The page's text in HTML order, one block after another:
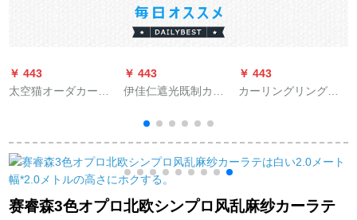
￥ 443
太空猫オーダカーリ
プ-2976-花色1ミオウ
カーンテージ格
￥ 443
伊佳仁遮光既制カー
材厚手カーリング寝
室UVカーリングダウ
ン热レストレーンン
ン
￥ 443
カーリングリングテ
リングリング1.5 m*
高2.7 m連結加工1枚
赛睿森3色オプロ北欧シンプロ风乱麻纱カーラテ